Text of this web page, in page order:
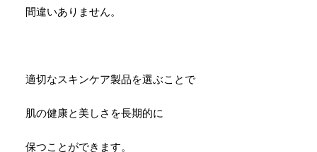
間違いありません。
適切なスキンケア製品を選ぶことで
肌の健康と美しさを長期的に
保つことができます。